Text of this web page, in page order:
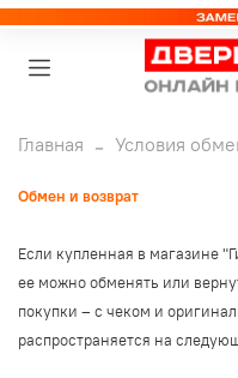
Главная Условия
Обмен и возврат
Если купленная в магазине
ее можно обменять или
покупки – с чеком и
распространяется на